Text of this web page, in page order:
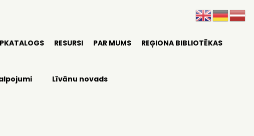
RESURSI PAR MUMS REĢIONA BIBLIOTĒKAS
Līvānu novads